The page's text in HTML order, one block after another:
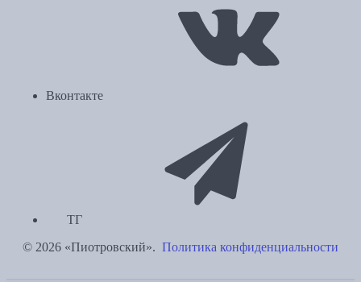
Вконтакте
ТГ
© 2026 «Пиотровский». Политика конфиденциальности